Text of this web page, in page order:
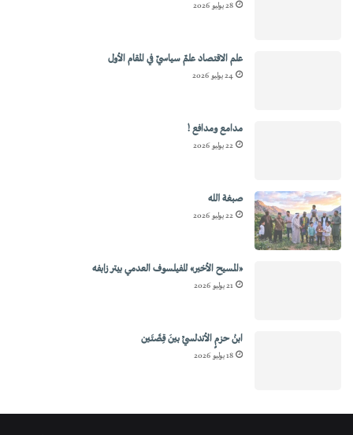
28 يوليو 2026
علم الاقتصاد علمٌ سياسيٌ في المقام الأول
24 يوليو 2026
مدامع ومدافع !
22 يوليو 2026
صبغة الله
22 يوليو 2026
«المسيح الأخير» للفيلسوف العدمي بيتر زابفه
21 يوليو 2026
ابنُ حزمٍ الأندلسيِّ بينَ قِصَّتَين
18 يوليو 2026